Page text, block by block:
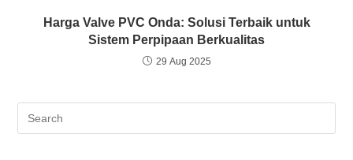
Harga Valve PVC Onda: Solusi Terbaik untuk
Sistem Perpipaan Berkualitas
29 Aug 2025